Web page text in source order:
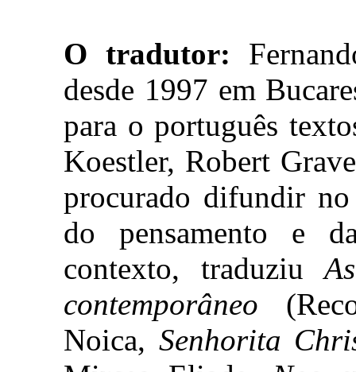
O tradutor:
desde 1997 em
para o português
Koestler, Robert
procurado difundir no
do pensamento e
contexto, traduziu
contemporâneo
Noica, Senhorita